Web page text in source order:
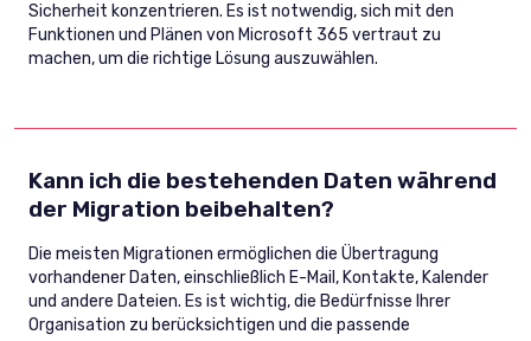
Sicherheit konzentrieren. Es ist notwendig, sich mit den
Funktionen und Plänen von Microsoft 365 vertraut zu
machen, um die richtige Lösung auszuwählen.
Kann ich die bestehenden Daten während
der Migration beibehalten?
Die meisten Migrationen ermöglichen die Übertragung
vorhandener Daten, einschließlich E-Mail, Kontakte, Kalender
und andere Dateien. Es ist wichtig, die Bedürfnisse Ihrer
Organisation zu berücksichtigen und die passende